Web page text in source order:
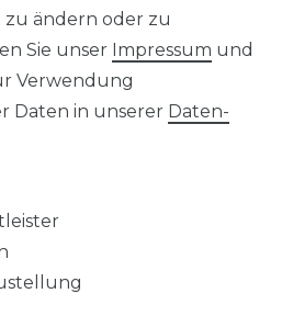
Daten­schutz­erklärung
ändern oder zu
Sie unser Impressum und
Verwendung
Daten in unserer Daten­